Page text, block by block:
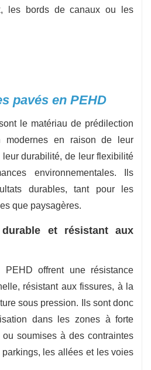
les bords de canaux ou les
pavés en PEHD
le matériau de prédilection
modernes en raison de leur
durabilité, de leur flexibilité
environnementales. Ils
durables, tant pour les
que paysagères.
durable et résistant aux
offrent une résistance
résistant aux fissures, à la
sous pression. Ils sont donc
dans les zones à forte
soumises à des contraintes
les allées et les voies